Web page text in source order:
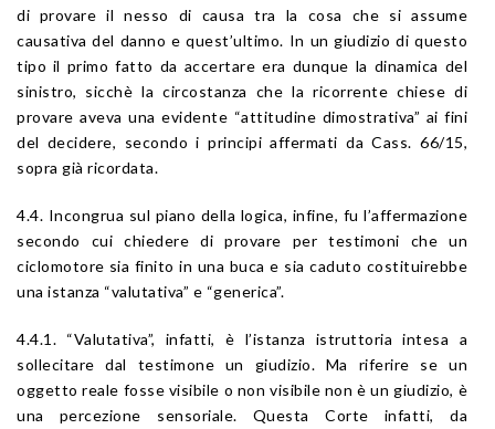
di provare il nesso di causa tra la cosa che si assume
causativa del danno e quest’ultimo. In un giudizio di questo
tipo il primo fatto da accertare era dunque la dinamica del
sinistro, sicchè la circostanza che la ricorrente chiese di
provare aveva una evidente “attitudine dimostrativa” ai fini
del decidere, secondo i principi affermati da Cass. 66/15,
sopra già ricordata.
4.4. Incongrua sul piano della logica, infine, fu l’affermazione
secondo cui chiedere di provare per testimoni che un
ciclomotore sia finito in una buca e sia caduto costituirebbe
una istanza “valutativa” e “generica”.
4.4.1. “Valutativa”, infatti, è l’istanza istruttoria intesa a
sollecitare dal testimone un giudizio. Ma riferire se un
oggetto reale fosse visibile o non visibile non è un giudizio, è
una percezione sensoriale. Questa Corte infatti, da